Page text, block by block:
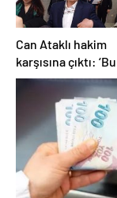
Can Ataklı hakim
karşısına çıktı: ‘Bu
dava linç
kampanyasının bir
sonucu’